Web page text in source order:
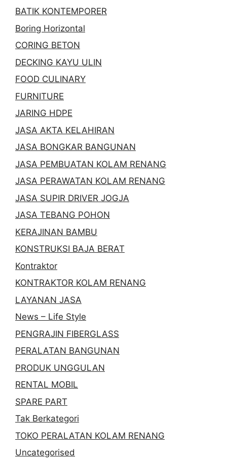
BATIK KONTEMPORER
Boring Horizontal
CORING BETON
DECKING KAYU ULIN
FOOD CULINARY
FURNITURE
JARING HDPE
JASA AKTA KELAHIRAN
JASA BONGKAR BANGUNAN
JASA PEMBUATAN KOLAM RENANG
JASA PERAWATAN KOLAM RENANG
JASA SUPIR DRIVER JOGJA
JASA TEBANG POHON
KERAJINAN BAMBU
KONSTRUKSI BAJA BERAT
Kontraktor
KONTRAKTOR KOLAM RENANG
LAYANAN JASA
News – Life Style
PENGRAJIN FIBERGLASS
PERALATAN BANGUNAN
PRODUK UNGGULAN
RENTAL MOBIL
SPARE PART
Tak Berkategori
TOKO PERALATAN KOLAM RENANG
Uncategorised